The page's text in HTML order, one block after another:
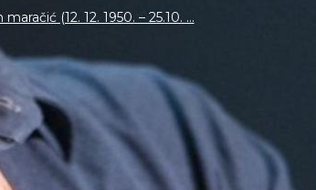
(12. 12. 1950. – 25.10. ...